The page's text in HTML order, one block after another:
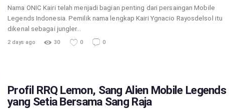
Nama ONIC Kairi telah menjadi bagian penting dari persaingan Mobile
Legends Indonesia. Pemilik nama lengkap Kairi Ygnacio Rayosdelsol itu
dikenal sebagai jungler…
2 days ago 30 0 0
Profil RRQ Lemon, Sang Alien Mobile Legends
yang Setia Bersama Sang Raja